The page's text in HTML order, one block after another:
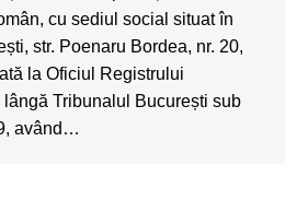
cu sediul social situat în
str. Poenaru Bordea, nr. 20,
la Oficiul Registrului
Tribunalul București sub
având…